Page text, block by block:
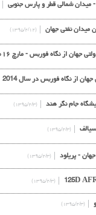
- میدان شمالی قطر و پارس جنوبی
میدان نفتی جهان (۱۳۹۵/۲/۱۲)
از نگاه فوربس در سال 2014
جام نگر هند (۱۳۹۵/۲/۳)
(۱۳۹۵/۲/۳)
(۱۳۹۵/۲/۳)
(۱۳۹۵/۲/۳)
(۱۳۹۵/۲/۳)